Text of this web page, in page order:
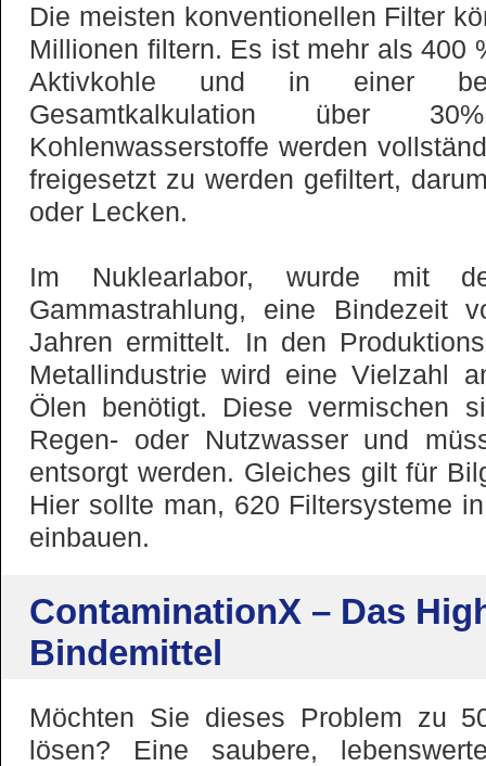
Die meisten konventionellen Filter
Millionen filtern. Es ist mehr als 400
Aktivkohle und in einer
Gesamtkalkulation über
Kohlenwasserstoffe werden
freigesetzt zu werden gefiltert,
oder Lecken.
Im Nuklearlabor, wurde mit
Gammastrahlung, eine Bindezeit
Jahren ermittelt. In den
Metallindustrie wird eine Vielzahl
Ölen benötigt. Diese vermischen
Regen- oder Nutzwasser und
entsorgt werden. Gleiches gilt für
Hier sollte man, 620 Filtersysteme
einbauen.
ContaminationX – Das
Bindemittel
Möchten Sie dieses Problem zu
lösen? Eine saubere,